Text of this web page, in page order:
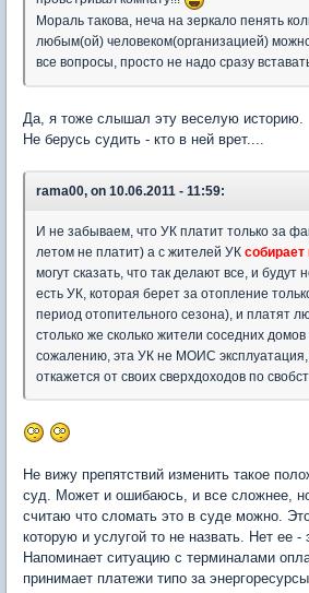
Мораль такова, неча на зеркало пенять
любым(ой) человеком(организацией)
все вопросы, просто не надо сразу
Да, я тоже слышал эту веселую историю.
Не берусь судить - кто в ней врет....
rama00, on 10.06.2011 - 11:59:
И не забываем, что УК платит только за
летом не платит) а с жителей УК собирает
могут сказать, что так делают все, и
есть УК, которая берет за отопление
период отопительного сезона), и платят
столько же сколько жители соседних домов
сожалению, эта УК не МОИС
откажется от своих сверхдоходов по
Не вижу препятствий изменить такое
суд. Может и ошибаюсь, и все сложнее,
считаю что сломать это в суде можно.
которую и услугой то не назвать. Нет ее -
Напоминает ситуацию с терминалами
принимает платежи типо за